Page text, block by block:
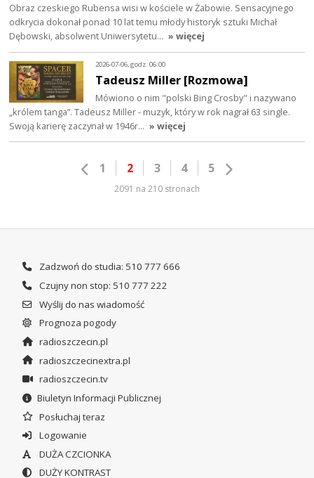
Obraz czeskiego Rubensa wisi w kościele w Żabowie. Sensacyjnego
odkrycia dokonał ponad 10 lat temu młody historyk sztuki Michał
Dębowski, absolwent Uniwersytetu… » więcej
2026-07-06, godz. 06:00
Tadeusz Miller [Rozmowa]
Mówiono o nim "polski Bing Crosby" i nazywano
„królem tanga”. Tadeusz Miller - muzyk, który w rok nagrał 63 single.
Swoją karierę zaczynał w 1946r… » więcej
1 2 3 4 5
2091 na 210 stronach
Zadzwoń do studia: 510 777 666
Czujny non stop: 510 777 222
Wyślij do nas wiadomość
Prognoza pogody
radioszczecin.pl
radioszczecinextra.pl
radioszczecin.tv
Biuletyn Informacji Publicznej
Posłuchaj teraz
Logowanie
DUŻA CZCIONKA
DUŻY KONTRAST